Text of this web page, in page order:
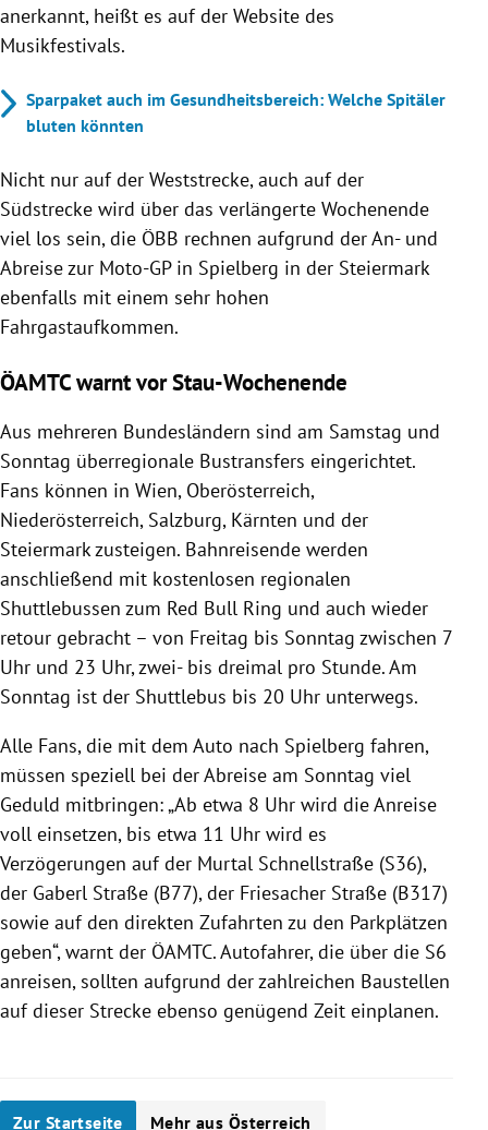
anerkannt, heißt es auf der Website des
Musikfestivals.
Sparpaket auch im Gesundheitsbereich: Welche Spitäler
bluten könnten
Nicht nur auf der Weststrecke, auch auf der
Südstrecke wird über das verlängerte Wochenende
viel los sein, die ÖBB rechnen aufgrund der An- und
Abreise zur Moto-GP in Spielberg in der Steiermark
ebenfalls mit einem sehr hohen
Fahrgastaufkommen.
ÖAMTC warnt vor Stau-Wochenende
Aus mehreren Bundesländern sind am Samstag und
Sonntag überregionale Bustransfers eingerichtet.
Fans können in Wien, Oberösterreich,
Niederösterreich, Salzburg, Kärnten und der
Steiermark zusteigen. Bahnreisende werden
anschließend mit kostenlosen regionalen
Shuttlebussen zum Red Bull Ring und auch wieder
retour gebracht – von Freitag bis Sonntag zwischen 7
Uhr und 23 Uhr, zwei- bis dreimal pro Stunde. Am
Sonntag ist der Shuttlebus bis 20 Uhr unterwegs.
Alle Fans, die mit dem Auto nach Spielberg fahren,
müssen speziell bei der Abreise am Sonntag viel
Geduld mitbringen: „Ab etwa 8 Uhr wird die Anreise
voll einsetzen, bis etwa 11 Uhr wird es
Verzögerungen auf der Murtal Schnellstraße (S36),
der Gaberl Straße (B77), der Friesacher Straße (B317)
sowie auf den direkten Zufahrten zu den Parkplätzen
geben“, warnt der ÖAMTC. Autofahrer, die über die S6
anreisen, sollten aufgrund der zahlreichen Baustellen
auf dieser Strecke ebenso genügend Zeit einplanen.
Zur Startseite Mehr aus Österreich